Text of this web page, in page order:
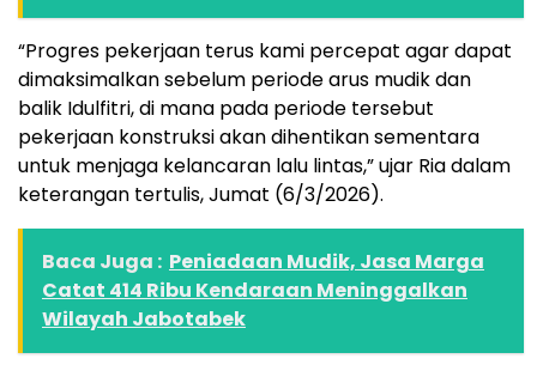
“Progres pekerjaan terus kami percepat agar dapat
dimaksimalkan sebelum periode arus mudik dan
balik Idulfitri, di mana pada periode tersebut
pekerjaan konstruksi akan dihentikan sementara
untuk menjaga kelancaran lalu lintas,” ujar Ria dalam
keterangan tertulis, Jumat (6/3/2026).
Baca Juga : Peniadaan Mudik, Jasa Marga
Catat 414 Ribu Kendaraan Meninggalkan
Wilayah Jabotabek